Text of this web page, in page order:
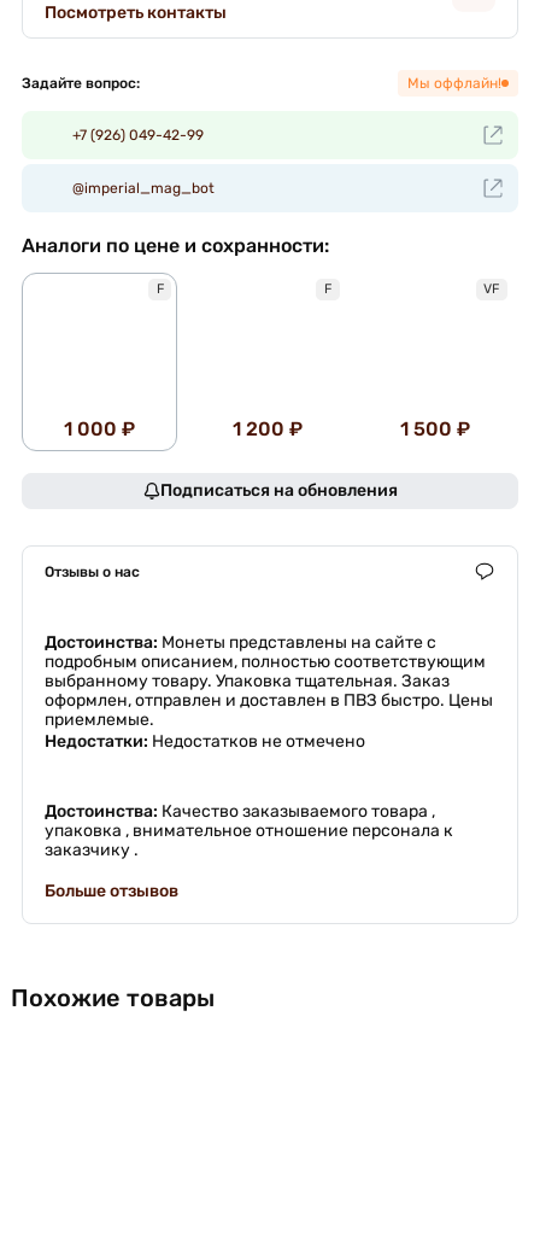
Посмотреть контакты
Задайте вопрос: Мы оффлайн!
+7 (926) 049-42-99
@imperial_mag_bot
Аналоги по цене и сохранности:
F
1 000 ₽
F
1 200 ₽
VF
1 500 ₽
Подписаться на обновления
Отзывы о нас
Достоинства: Монеты представлены на сайте с
подробным описанием, полностью соответствующим
выбранному товару. Упаковка тщательная. Заказ
оформлен, отправлен и доставлен в ПВЗ быстро. Цены
приемлемые.
Недостатки: Недостатков не отмечено
Достоинства: Качество заказываемого товара ,
упаковка , внимательное отношение персонала к
заказчику .
Больше отзывов
Похожие товары